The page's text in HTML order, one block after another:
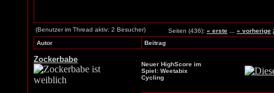
(Benutzer im Thread aktiv: 2 Besucher) Seiten (436): « erste « vorherige
Autor
Beitrag
Zockerbabe
Neuer HighScore im
Spiel: Weetabix
Cycling